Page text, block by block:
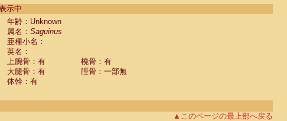
(0)
(1)
示中
年齢：Unknown
属名： Saguinus
亜種小名：
英名：
上腕骨：有
橈骨：有
大腿骨：有
脛骨：一部無
体幹：有
▲このページの最上部へ戻る